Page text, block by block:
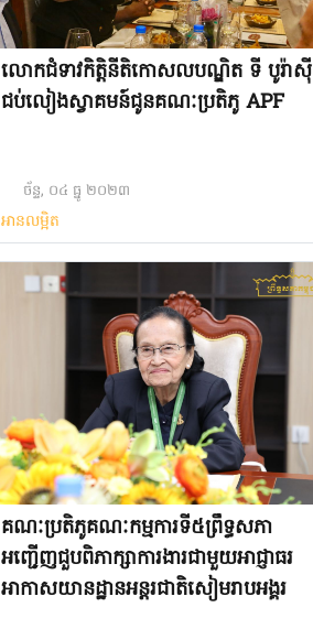
លោកជំទាវកិត្តិនីតិកោសលបណ្ឌិត ទី បូរ៉ាស៊ី
ជប់លៀងស្វាគមន៍ជូនគណៈប្រតិភូ APF
ច័ន្ទ, ០៤ ធ្នូ ២០២៣
អានលម្អិត
គណៈប្រតិភូគណៈកម្មការទី៥ព្រឹទ្ធសភា
អញ្ជើញជួបពិភាក្សាការងារជាមួយអាជ្ញាធរ
អាកាសយានដ្ឋានអន្តរជាតិសៀមរាបអង្គរ